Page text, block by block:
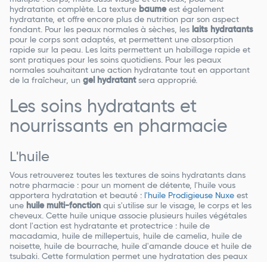
hydratation complète. La texture baumeest également
hydratante, et offre encore plus de nutrition par son aspect
fondant. Pour les peaux normales à sèches, les laits hydratants
pour le corps sont adaptés, et permettent une absorption
rapide sur la peau. Les laits permettent un habillage rapide et
sont pratiques pour les soins quotidiens. Pour les peaux
normales souhaitant une action hydratante tout en apportant
de la fraîcheur, un gel hydratantsera approprié.
Les soins hydratants et
nourrissants en pharmacie
L'huile
Vous retrouverez toutes les textures de soins hydratants dans
notre pharmacie : pour un moment de détente, l'huile vous
apportera hydratation et beauté : l'huile Prodigieuse Nuxe est
une huile multi-fonction qui s'utilise sur le visage, le corps et les
cheveux. Cette huile unique associe plusieurs huiles végétales
dont l'action est hydratante et protectrice : huile de
macadamia, huile de millepertuis, huile de camelia, huile de
noisette, huile de bourrache, huile d'amande douce et huile de
tsubaki. Cette formulation permet une hydratation des peaux